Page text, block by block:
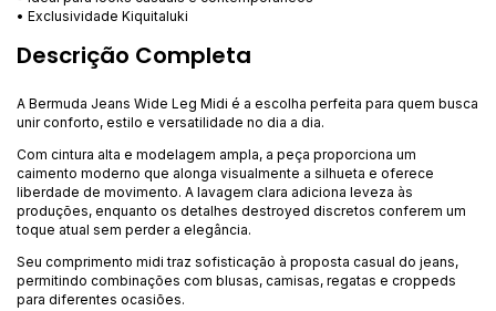
• Exclusividade Kiquitaluki
Descrição Completa
A Bermuda Jeans Wide Leg Midi é a escolha perfeita para quem busca
unir conforto, estilo e versatilidade no dia a dia.
Com cintura alta e modelagem ampla, a peça proporciona um
caimento moderno que alonga visualmente a silhueta e oferece
liberdade de movimento. A lavagem clara adiciona leveza às
produções, enquanto os detalhes destroyed discretos conferem um
toque atual sem perder a elegância.
Seu comprimento midi traz sofisticação à proposta casual do jeans,
permitindo combinações com blusas, camisas, regatas e croppeds
para diferentes ocasiões.